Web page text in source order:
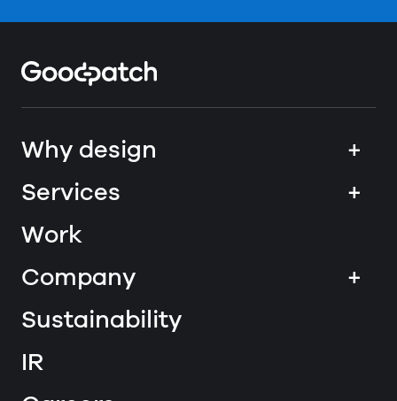
Why design
+
Services
+
Work
Company
+
Sustainability
IR